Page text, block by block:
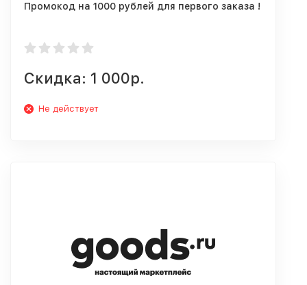
Промокод на 1000 рублей для первого заказа !
Скидка: 1 000р.
Не действует